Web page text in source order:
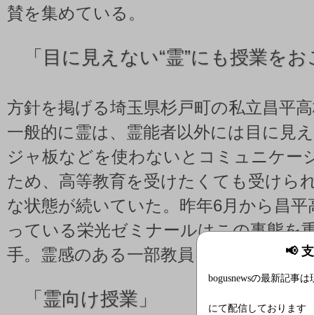
📢
bogusnewsの最新記事は
にて配信しております
賛を集めている。
「 目に見えない“霊”にも授業を
方針を掲げる埼玉県杉戸町の私立昌平
一般的に霊は、霊能者以外には目に見
ジャ板などを使わないとコミュニケー
ため、高等教育を受けたくても受けら
な状態が続いていた。昨年6月から昌
っている栄光ゼミナールはこの事態を
手。霊感のある一部教員を担当に任命
「 霊向け授業」